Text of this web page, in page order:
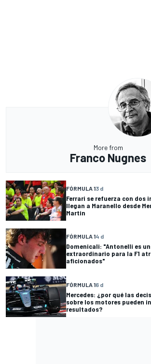
More from
Franco Nugnes
FÓRMULA 13 d
Ferrari se refuerza con dos
llegan a Maranello desde
Martin
FÓRMULA 14 d
Domenicali: "Antonelli es
extraordinario para la F1
aficionados"
FÓRMULA 16 d
Mercedes: ¿por qué las
sobre los motores pueden
resultados?